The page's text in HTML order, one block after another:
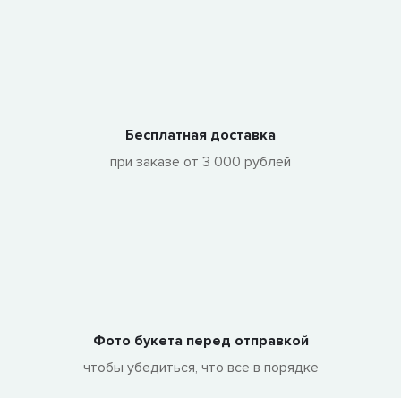
Бесплатная доставка
при заказе от 3 000 рублей
Фото букета перед отправкой
чтобы убедиться, что все в порядке